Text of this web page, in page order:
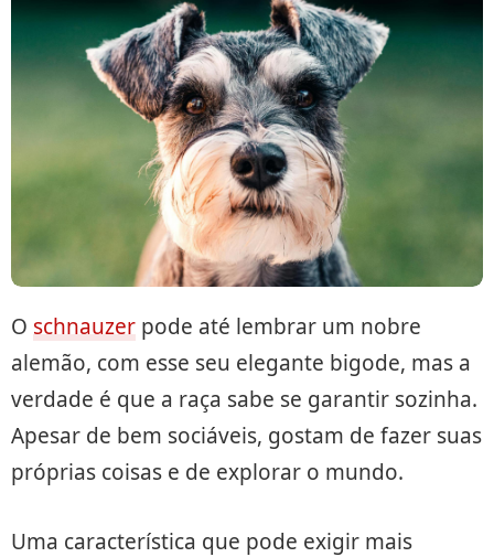
O schnauzer pode até lembrar um nobre
alemão, com esse seu elegante bigode, mas a
verdade é que a raça sabe se garantir sozinha.
Apesar de bem sociáveis, gostam de fazer suas
próprias coisas e de explorar o mundo.
Uma característica que pode exigir mais